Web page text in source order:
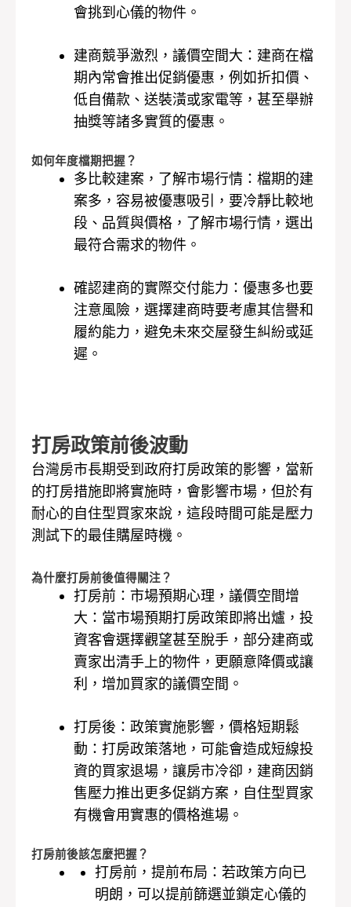
會挑到心儀的物件。
建商競爭激烈，議價空間大：建商在檔
期內常會推出促銷優惠，例如折扣價、
低自備款、送裝潢或家電等，甚至舉辦
抽獎等諸多實質的優惠。
如何年度檔期把握？
多比較建案，了解市場行情：檔期的建
案多，容易被優惠吸引，要冷靜比較地
段、品質與價格，了解市場行情，選出
最符合需求的物件。
確認建商的實際交付能力：優惠多也要
注意風險，選擇建商時要考慮其信譽和
履約能力，避免未來交屋發生糾紛或延
遲。
打房政策前後波動
台灣房市長期受到政府打房政策的影響，當新
的打房措施即將實施時，會影響市場，但於有
耐心的自住型買家來說，這段時間可能是壓力
測試下的最佳購屋時機。
為什麼打房前後值得關注？
打房前：市場預期心理，議價空間增
大：當市場預期打房政策即將出爐，投
資客會選擇觀望甚至脫手，部分建商或
賣家出清手上的物件，更願意降價或讓
利，增加買家的議價空間。
打房後：政策實施影響，價格短期鬆
動：打房政策落地，可能會造成短線投
資的買家退場，讓房市冷卻，建商因銷
售壓力推出更多促銷方案，自住型買家
有機會用實惠的價格進場。
打房前後該怎麼把握？
打房前，提前布局：若政策方向已
明朗，可以提前篩選並鎖定心儀的